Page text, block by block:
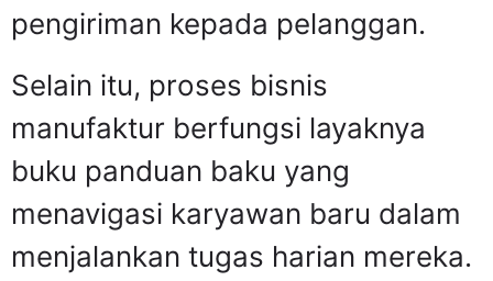
pengiriman kepada pelanggan.
Selain itu, proses bisnis
manufaktur berfungsi layaknya
buku panduan baku yang
menavigasi karyawan baru dalam
menjalankan tugas harian mereka.